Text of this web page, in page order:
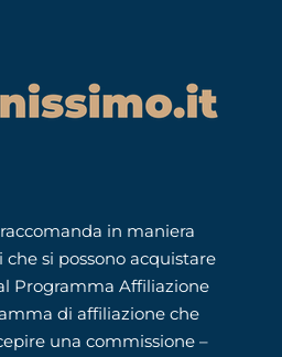
in maniera
si possono acquistare
Programma Affiliazione
di affiliazione che
una commissione –